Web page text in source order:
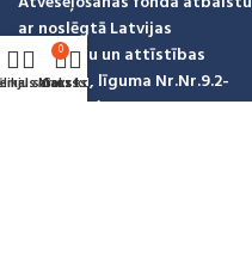
ar noslēgtā Latvijas
investīciju un attīstības
aģentūru, līguma Nr.Nr.9.2-
17-L-2025/878
saraksts
0
Grozs
Mans konts